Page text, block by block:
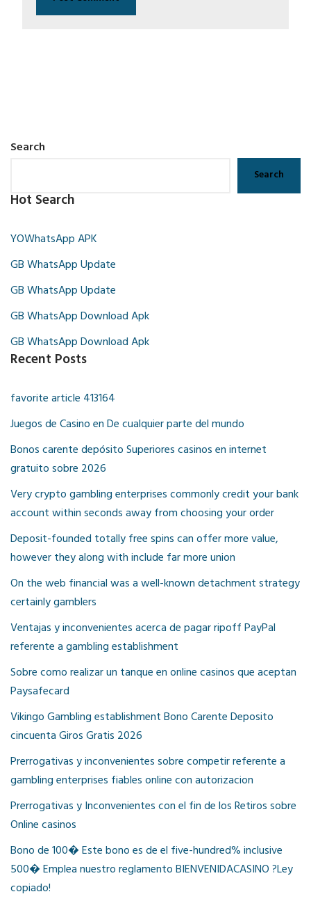
Search
Search
Hot Search
YOWhatsApp APK
GB WhatsApp Update
GB WhatsApp Update
GB WhatsApp Download Apk
GB WhatsApp Download Apk
Recent Posts
favorite article 413164
Juegos de Casino en De cualquier parte del mundo
Bonos carente depósito Superiores casinos en internet
gratuito sobre 2026
Very crypto gambling enterprises commonly credit your bank
account within seconds away from choosing your order
Deposit-founded totally free spins can offer more value,
however they along with include far more union
On the web financial was a well-known detachment strategy
certainly gamblers
Ventajas y inconvenientes acerca de pagar ripoff PayPal
referente a gambling establishment
Sobre como realizar un tanque en online casinos que aceptan
Paysafecard
Vikingo Gambling establishment Bono Carente Deposito
cincuenta Giros Gratis 2026
Prerrogativas y inconvenientes sobre competir referente a
gambling enterprises fiables online con autorizacion
Prerrogativas y Inconvenientes con el fin de los Retiros sobre
Online casinos
Bono de 100� Este bono es de el five-hundred% inclusive
500� Emplea nuestro reglamento BIENVENIDACASINO ?Ley
copiado!